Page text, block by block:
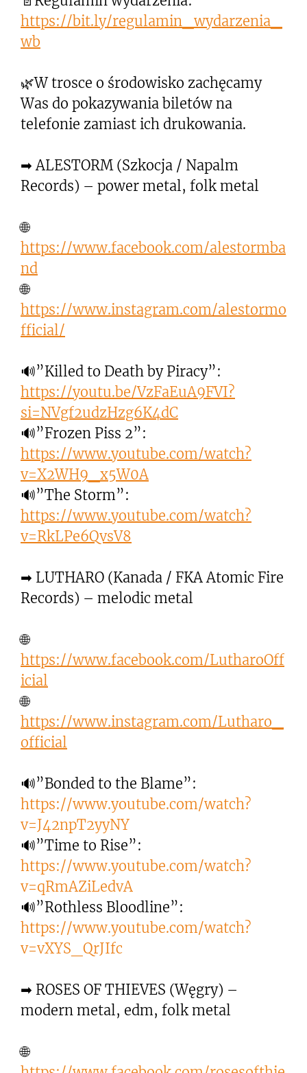
https://bit.ly/regulamin_wydarzenia_
wb
🌿W trosce o środowisko zachęcamy
Was do pokazywania biletów na
telefonie zamiast ich drukowania.
➡ ALESTORM (Szkocja / Napalm
Records) – power metal, folk metal
🌐
https://www.facebook.com/alestormba
nd
🌐
https://www.instagram.com/alestormo
fficial/
🔊”Killed to Death by Piracy”:
https://youtu.be/VzFaEuA9FVI?
si=NVgf2udzHzg6K4dC
🔊”Frozen Piss 2”:
https://www.youtube.com/watch?
v=X2WH9_x5W0A
🔊”The Storm”:
https://www.youtube.com/watch?
v=RkLPe6QvsV8
➡ LUTHARO (Kanada / FKA Atomic Fire
Records) – melodic metal
🌐
https://www.facebook.com/LutharoOff
icial
🌐
https://www.instagram.com/Lutharo_
official
🔊”Bonded to the Blame”:
https://www.youtube.com/watch?
v=J42npT2yyNY
🔊”Time to Rise”:
https://www.youtube.com/watch?
v=qRmAZiLedvA
🔊”Rothless Bloodline”:
https://www.youtube.com/watch?
v=vXYS_QrJIfc
➡ ROSES OF THIEVES (Węgry) –
modern metal, edm, folk metal
🌐